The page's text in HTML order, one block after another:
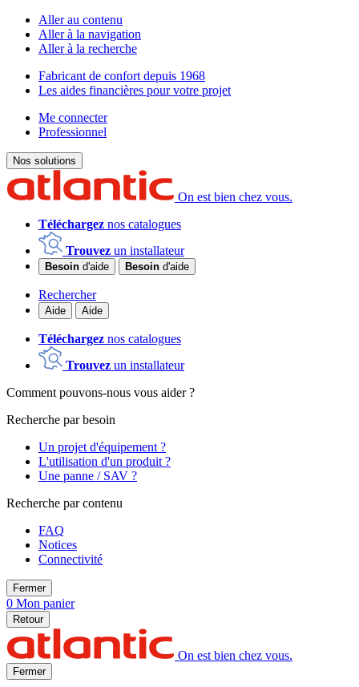
Aller au contenu
Aller à la navigation
Aller à la recherche
Fabricant de confort depuis 1968
Les aides financières pour votre projet
Me connecter
Professionnel
Nos solutions
On est bien chez vous.
Téléchargez nos catalogues
Trouvez un installateur
Besoin d'aide Besoin d'aide
Rechercher
Aide Aide
Téléchargez nos catalogues
Trouvez un installateur
Comment pouvons-nous vous aider ?
Recherche par besoin
Un projet d'équipement ?
L'utilisation d'un produit ?
Une panne / SAV ?
Recherche par contenu
FAQ
Notices
Connectivité
Fermer
0 Mon panier
Retour
On est bien chez vous.
Fermer